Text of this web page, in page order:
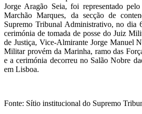
Jorge Aragão Seia, foi representado
Marchão Marques, da secção de
Supremo Tribunal Administrativo, no dia
cerimónia de tomada de posse do Juiz
de Justiça, Vice-Almirante Jorge Manuel
Militar provém da Marinha, ramo das
e a cerimónia decorreu no Salão Nobre
em Lisboa.
Fonte: Sítio institucional do Supremo